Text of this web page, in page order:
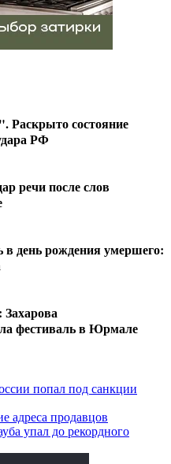
Раскрыто состояние
РФ
речи после слов
в день рождения умершего:
Захарова
фестиваль в Юрмале
попал под санкции
адреса продавцов
упал до рекордного